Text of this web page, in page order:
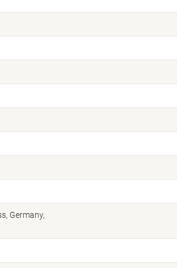
Germany,